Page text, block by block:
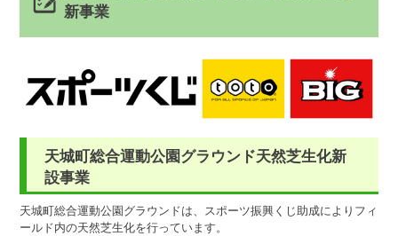
新事業
天城町総合運動公園グラウンド天然芝生化新
設事業
天城町総合運動公園グラウンドは、スポーツ振興くじ助成によりフィ
ールド内の天然芝生化を行っています。